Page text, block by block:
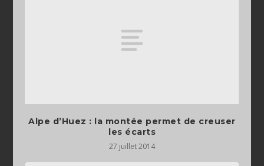
Alpe d’Huez : la montée permet de creuser
les écarts
27 juillet 2014